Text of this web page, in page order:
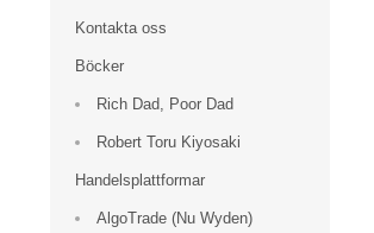
Kontakta oss
Böcker
Rich Dad, Poor Dad
Robert Toru Kiyosaki
Handelsplattformar
AlgoTrade (Nu Wyden)